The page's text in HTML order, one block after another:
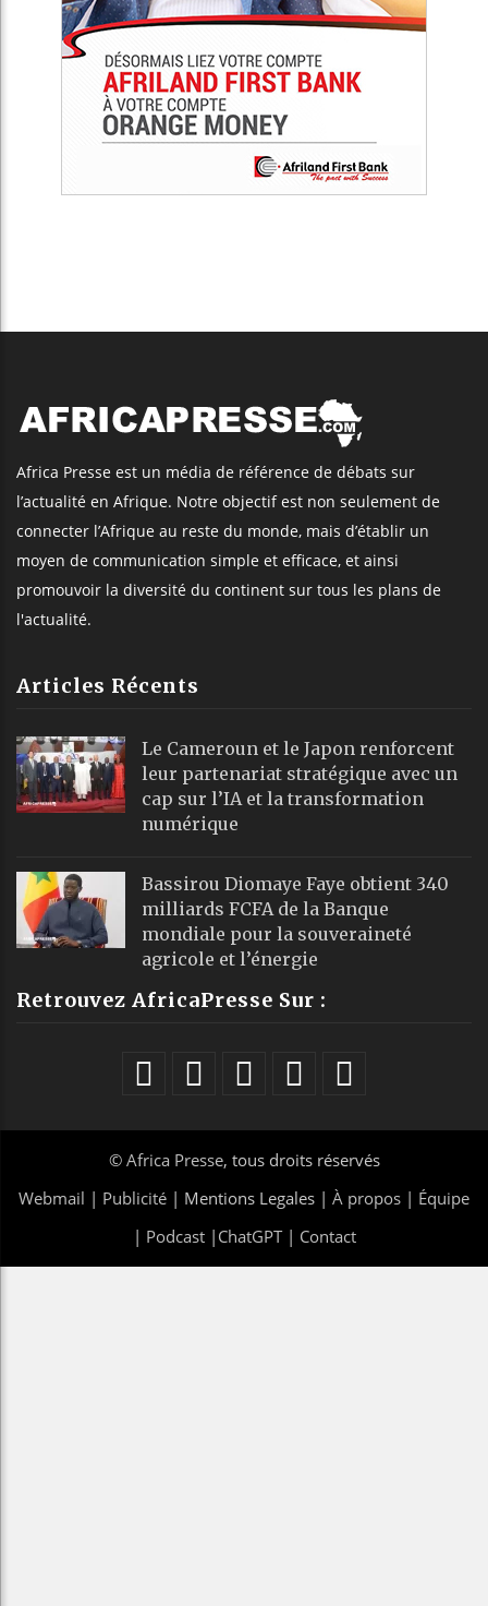
Africa Presse est un média de référence de débats sur
l’actualité en Afrique. Notre objectif est non seulement de
connecter l’Afrique au reste du monde, mais d’établir un
moyen de communication simple et efficace, et ainsi
promouvoir la diversité du continent sur tous les plans de
l'actualité.
Articles Récents
Le Cameroun et le Japon renforcent
leur partenariat stratégique avec un
cap sur l’IA et la transformation
numérique
Bassirou Diomaye Faye obtient 340
milliards FCFA de la Banque
mondiale pour la souveraineté
agricole et l’énergie
Retrouvez AfricaPresse Sur :
© Africa Presse, tous droits réservés
Webmail | Publicité | Mentions Legales | À propos | Équipe
| Podcast| ChatGPT| Contact